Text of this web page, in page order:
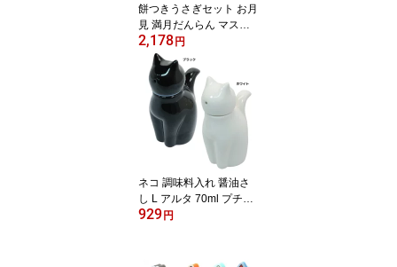
餅つきうさぎセット お月
見 満月だんらん マスコ
ット concombre デコレ
インテリア プレゼント
かわいい
2,178円
ネコ 調味料入れ 醤油さ
し L アルタ 70ml プチギ
フト キッチン雑貨通販
929円